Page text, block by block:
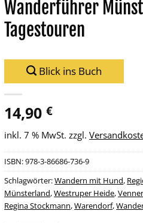
Wanderführer
Tagestouren
Blick ins Buch
14,90€
inkl. 7 % MwSt. zzgl.
ISBN:978-3-86686-736-9
Schlagwörter:Wandern mit Hund,
Münsterland,Westruper Heide,
Regina Stockmann,Warendorf,